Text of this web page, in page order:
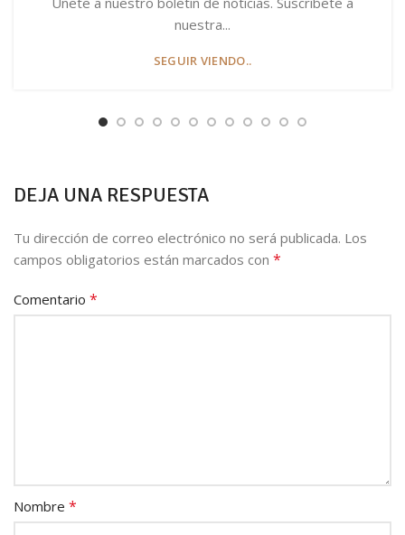
nuestra...
SEGUIR VIENDO..
DEJA UNA RESPUESTA
Tu dirección de correo electrónico no será publicada. Los
campos obligatorios están marcados con *
Comentario *
Nombre *